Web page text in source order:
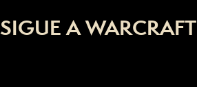
SIGUE A WARCRAFT